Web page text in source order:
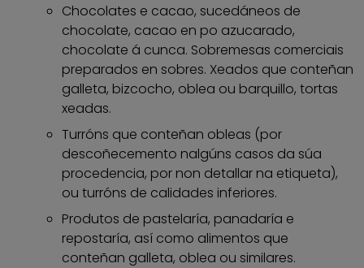
Chocolates e cacao, sucedáneos de
chocolate, cacao en po azucarado,
chocolate á cunca. Sobremesas comerciais
preparados en sobres. Xeados que conteñan
galleta, bizcocho, oblea ou barquillo, tortas
xeadas.
Turróns que conteñan obleas (por
descoñecemento nalgúns casos da súa
procedencia, por non detallar na etiqueta),
ou turróns de calidades inferiores.
Produtos de pastelaría, panadaría e
repostaría, así como alimentos que
conteñan galleta, oblea ou similares.